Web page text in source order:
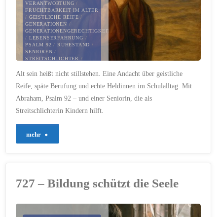
VERANTWORTUNG /
FRUCHTBARKEIT IM ALTER
/ GEISTLICHE REIFE /
GENERATIONEN /
GENERATIONENGERECHTIGKEIT
/ LEBENSERFAHRUNG /
PSALM 92 / RUHESTAND /
SENIOREN /
STREITSCHLICHTER /
TITUSBRIEF/VORBILDER
WERTSCHÄTZUNG
1. OKTOBER 2025
Alt sein heißt nicht stillstehen. Eine Andacht über geistliche
Reife, späte Berufung und echte Heldinnen im Schulalltag. Mit
Abraham, Psalm 92 – und einer Seniorin, die als
Streitschlichterin Kindern hilft.
mehr
727 – Bildung schützt die Seele